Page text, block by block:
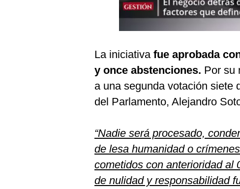
La iniciativa fue aprobada
y once abstenciones. Por su
a una segunda votación siete
del Parlamento, Alejandro
“Nadie será procesado,
de lesa humanidad o
cometidos con anterioridad al
de nulidad y responsabilidad